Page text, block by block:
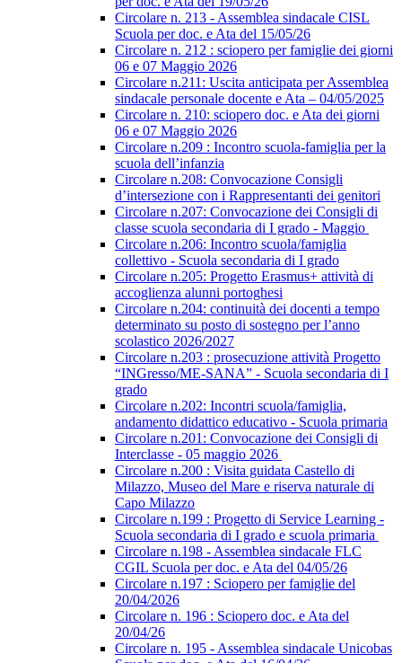
Circolare n. 213 - Assemblea sindacale CISL
Scuola per doc. e Ata del 15/05/26
Circolare n. 212 : sciopero per famiglie dei giorni
06 e 07 Maggio 2026
Circolare n.211: Uscita anticipata per Assemblea
sindacale personale docente e Ata – 04/05/2025
Circolare n. 210: sciopero doc. e Ata dei giorni
06 e 07 Maggio 2026
Circolare n.209 : Incontro scuola-famiglia per la
scuola dell’infanzia
Circolare n.208: Convocazione Consigli
d’intersezione con i Rappresentanti dei genitori
Circolare n.207: Convocazione dei Consigli di
classe scuola secondaria di I grado - Maggio
Circolare n.206: Incontro scuola/famiglia
collettivo - Scuola secondaria di I grado
Circolare n.205: Progetto Erasmus+ attività di
accoglienza alunni portoghesi
Circolare n.204: continuità dei docenti a tempo
determinato su posto di sostegno per l’anno
scolastico 2026/2027
Circolare n.203 : prosecuzione attività Progetto
“INGresso/ME-SANA” - Scuola secondaria di I
grado
Circolare n.202: Incontri scuola/famiglia,
andamento didattico educativo - Scuola primaria
Circolare n.201: Convocazione dei Consigli di
Interclasse - 05 maggio 2026
Circolare n.200 : Visita guidata Castello di
Milazzo, Museo del Mare e riserva naturale di
Capo Milazzo
Circolare n.199 : Progetto di Service Learning -
Scuola secondaria di I grado e scuola primaria
Circolare n.198 - Assemblea sindacale FLC
CGIL Scuola per doc. e Ata del 04/05/26
Circolare n.197 : Sciopero per famiglie del
20/04/2026
Circolare n. 196 : Sciopero doc. e Ata del
20/04/26
Circolare n. 195 - Assemblea sindacale Unicobas